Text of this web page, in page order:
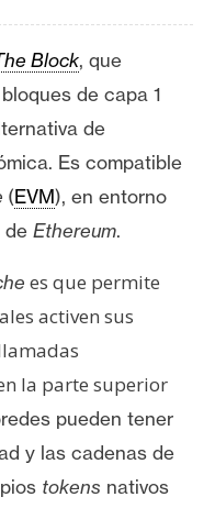
Block, que
de capa 1
de
Es compatible
(EVM), en entorno
de Ethereum.
es que permite
activen sus
la parte superior
pueden tener
y las cadenas de
tokens nativos